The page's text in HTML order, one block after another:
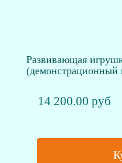
Развивающая
(демонстрационный
14 200.00 руб